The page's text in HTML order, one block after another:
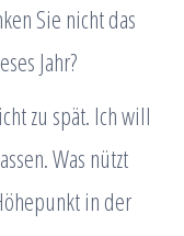
Sie nicht das
Jahr?
zu spät. Ich will
Was nützt
in der